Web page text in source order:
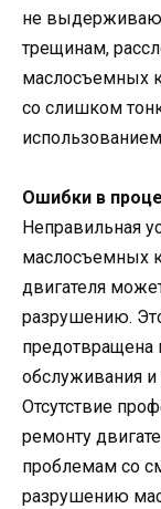
не
трещинам,
маслосъемных
со слишком
Ошибки в
Неправильная
маслосъемных
двигателя
разрушению.
предотвращена
обслуживания и
Отсутствие
ремонту
проблемам со
разрушению